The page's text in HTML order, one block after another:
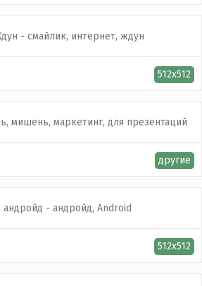
512x512
другие
512x512